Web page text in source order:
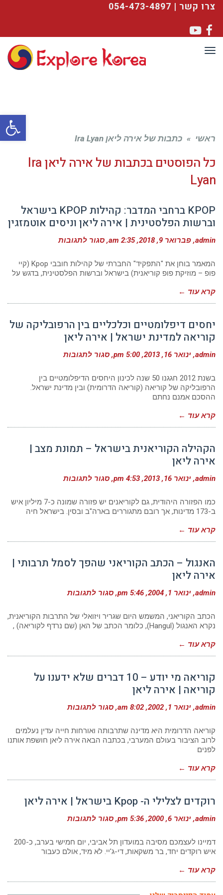
פתח
צרו קשר | 054-473-4897
Facebook
YouTube
תפריט
ראשי » כתבות של אירה ליאן Ira Lyan
כל הפוסטים ב
כתבות של אירה ליאן Ira
Lyan
KPOP ברחבי המדבר: קהילות KPOP בישראל
וברשות הפלסטינית | אירה ליאן וניסים אוטמזגין
admin פברואר 9, 2018 2:35 am סגור לתגובותעל
המדבר:
קהילות
KPOP
ליאן
וניסים
המאמר בוחן את "התפקיד" החברתי של קהילות חובבי Kpop (קיי
פופ – מוזיקת פופ קוריאנית) בישראל וברשות הפלסטינית, בדגש על
קרא עוד ←
יחסים דיפלומטיים וכלכליים בין הרפובליקה של
קוריאה למדינת ישראל | אירה ליאן
admin ינואר 16, 2013 5:00 pm סגור לתגובותעל
וכלכליים
בין
הרפובליקה
|
ליאן
בשנת 2012 חגגנו 50 שנה לכינון היחסים הדיפלומטיים בין
הרפובליקה של קוריאה (קוריאה הדרומית) ובין מדינת ישראל.
ההסכם אמנם נחתם
קרא עוד ←
הקהילה הקוריאנית בישראל – תמונת מצב |
אירה ליאן
admin ינואר 16, 2013 4:53 pm סגור לתגובותעל
בישראל
–
תמונת
כמו הפזורה היהודית, גם לקוריאנים יש פזורה שמונה כ-7 מיליון איש
ב-173 מדינות, אך רובם מתגוררים בארה"ב ובסין. בישראל חיה
קרא עוד ←
האנגול – הכתב הקוריאני שהפך לסמל תרבותי |
אירה ליאן
admin ינואר 1, 2004 5:46 pm סגור לתגובותעל
הכתב
הקוריאני
שהפך
הכתב הקוריאני, המשמש היום שגריר ויזואלי של התרבות הקוריאנית,
נקרא האנגול (Hangul), כלומר הכתב של האן (שם נרדף לקוריאה) ,
קרא עוד ←
קוריאה מי יודע – 10 דברים שלא ידענו על
קוריאה | אירה ליאן
admin ינואר 1, 2002 8:02 am סגור לתגובותעל
יודע
–
10
קוריאה
אירה
ליאן
קוריאה הדרומית היא מדינה שתרבותה ואורחות חייה עדין נעלמים
לרוב הציבור בעולם המערבי, בכתבה הבאה אירה ליאן חושפת אותנו
לפנים
קרא עוד ←
רוקדים לצלילי ה- Kpop בישראל | אירה ליאן
admin ינואר 6, 2000 5:36 pm סגור לתגובותעל
ה-
Kpop
בישראל
דמיינו לעצמכם מסיבה במועדון תל אביבי, יום חמישי בערב, כ-200
איש רוקדים יחד, בר משקאות, די-ג'יי. לא מיד, אולם כעבור
קרא עוד ←